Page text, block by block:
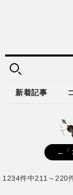
新着記事
←「
1234件中211～220